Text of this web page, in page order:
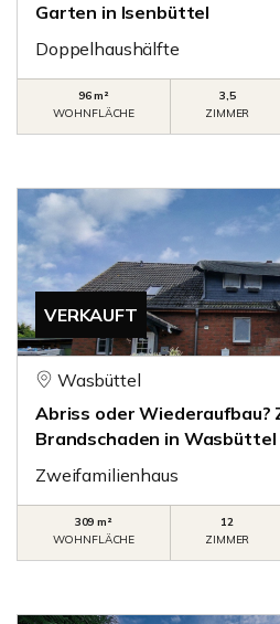
Garten in Isenbüttel
Doppelhaushälfte
96 m²
WOHNFLÄCHE
3,5
ZIMMER
VERKAUFT
Wasbüttel
Abriss oder Wiederaufbau?
Brandschaden in Wasbüttel
Zweifamilienhaus
309 m²
WOHNFLÄCHE
12
ZIMMER